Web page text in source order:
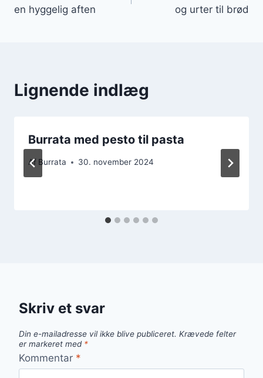
en hyggelig aften
og urter til brød
Lignende indlæg
Burrata med pesto til pasta
Af Burrata 30. november 2024
Skriv et svar
Din e-mailadresse vil ikke blive publiceret. Krævede felter
er markeret med *
Kommentar *